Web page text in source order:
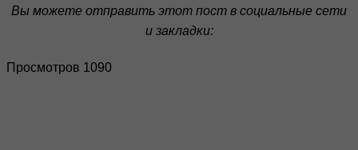
Вы можете отправить этот пост в социальные сети
и закладки:
Просмотров 1090